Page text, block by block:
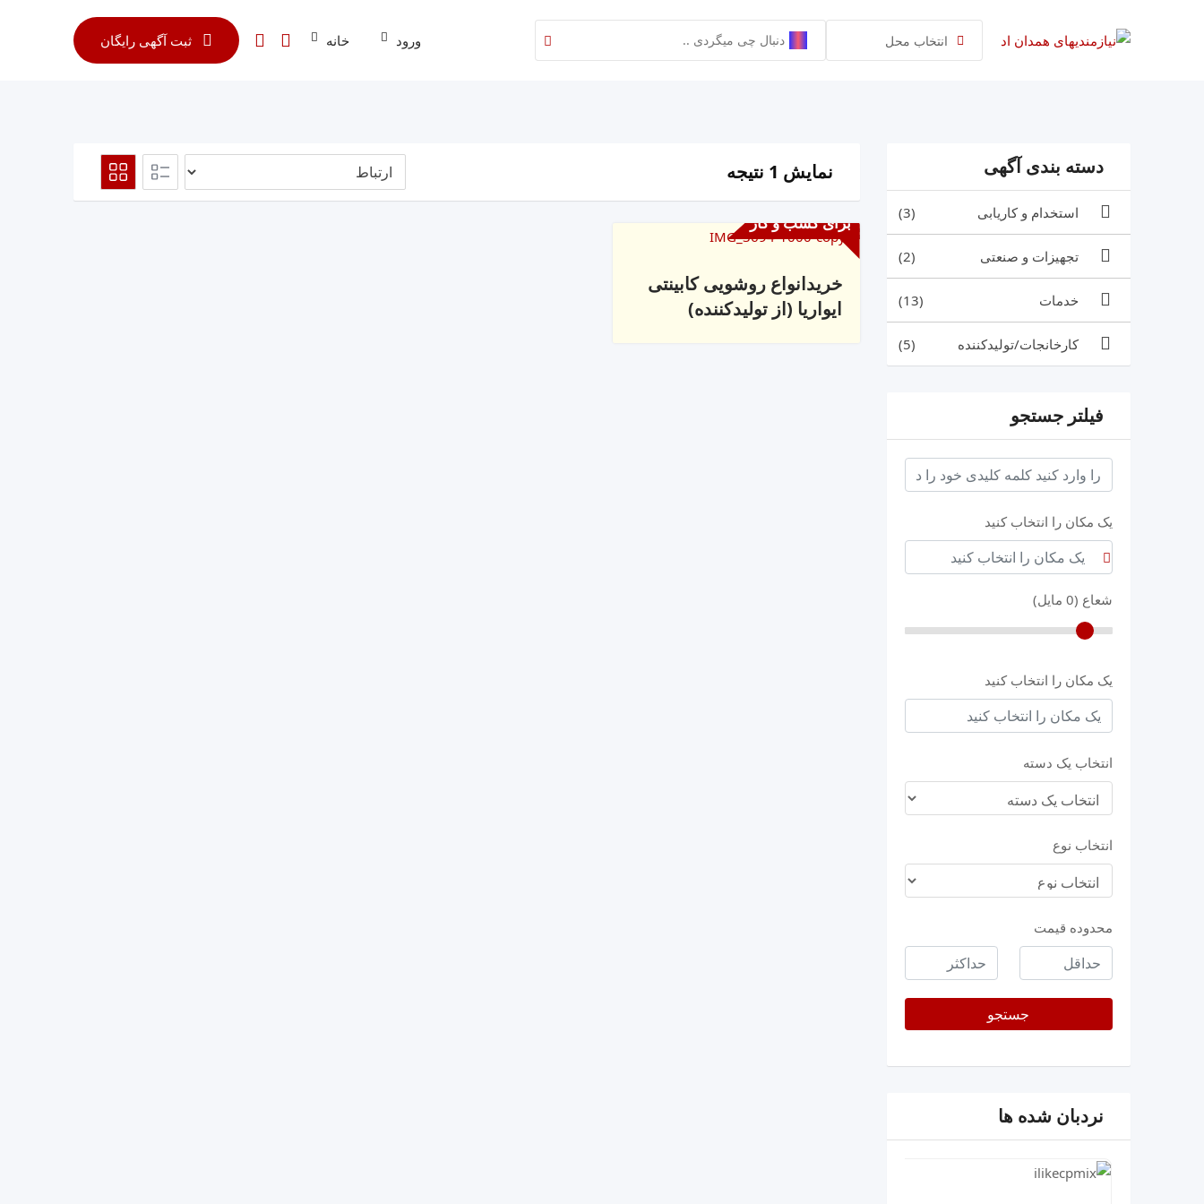
انتخاب محل ورود خانه ثبت آگهی رایگان
دسته بندی آگهی
استخدام و کاریابی (3)
تجهیزات و صنعتی (2)
خدمات (13)
کارخانجات/تولیدکننده (5)
فیلتر جستجو
یک مکان را انتخاب کنید
شعاع (0 مایل)
یک مکان را انتخاب کنید
انتخاب یک دسته
انتخاب نوع
محدوده قیمت
حداقل
قیمت
حداکثر
keyword
جستجو
نردبان شده ها
نمایش 1 نتیجه
برای کسب و کار
خریدانواع روشویی کابینتی
ایواریا (از تولیدکننده)